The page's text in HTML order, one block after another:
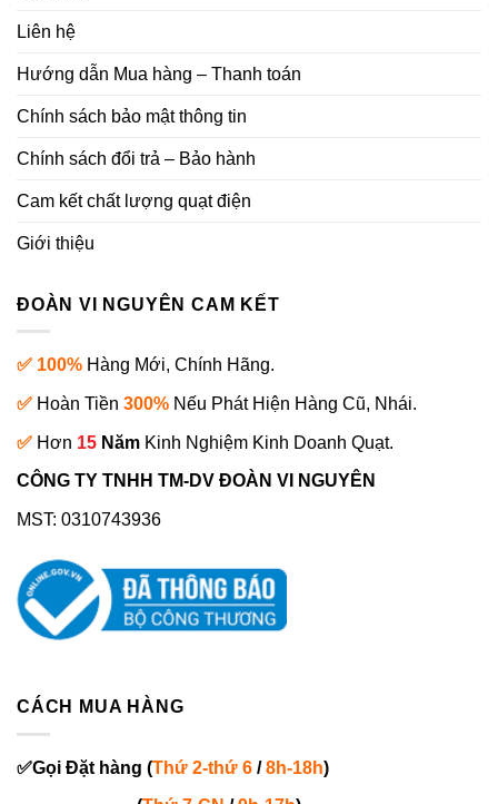
Liên hệ
Hướng dẫn Mua hàng – Thanh toán
Chính sách bảo mật thông tin
Chính sách đổi trả – Bảo hành
Cam kết chất lượng quạt điện
Giới thiệu
ĐOÀN VI NGUYÊN CAM KẾT
✅ 100% Hàng Mới, Chính Hãng.
✅ Hoàn Tiền 300% Nếu Phát Hiện Hàng Cũ, Nhái.
✅ Hơn 15 Năm Kinh Nghiệm Kinh Doanh Quạt.
CÔNG TY TNHH TM-DV ĐOÀN VI NGUYÊN
MST: 0310743936
CÁCH MUA HÀNG
✅Gọi Đặt hàng (Thứ 2-thứ 6 /8h-18h)